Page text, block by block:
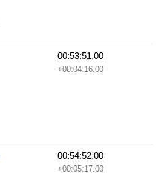
00:53:51.00
+00:04:16.00
00:54:52.00
+00:05:17.00